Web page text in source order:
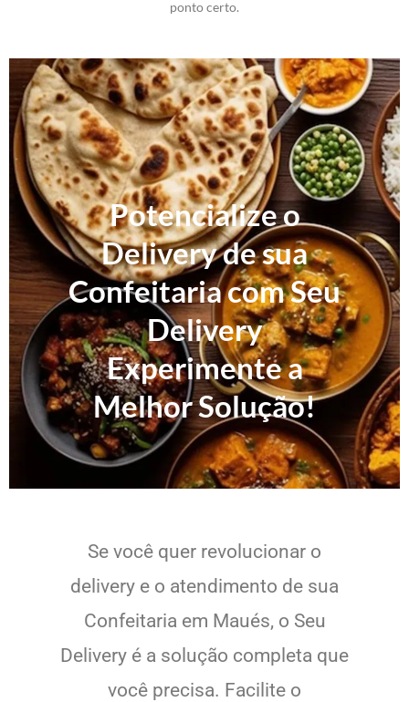
ponto certo.
Potencialize o
Delivery de sua
Confeitaria com Seu
Delivery
Experimente a
Melhor Solução!
Se você quer revolucionar o
delivery e o atendimento de sua
Confeitaria em Maués, o Seu
Delivery é a solução completa que
você precisa. Facilite o